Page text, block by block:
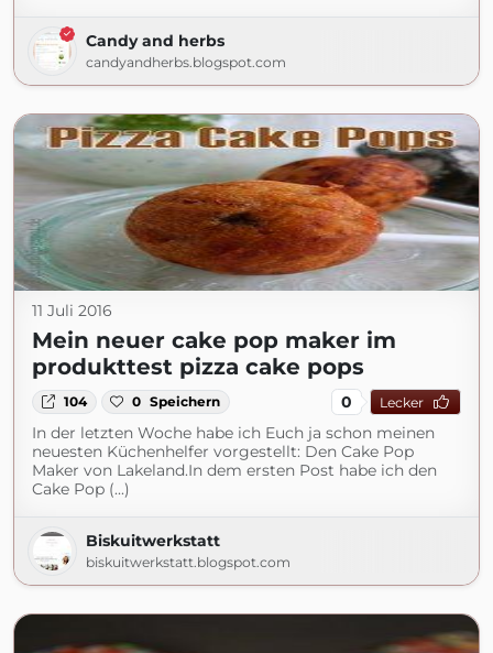
Candy and herbs
candyandherbs.blogspot.com
11 Juli 2016
Mein neuer cake pop maker im
produkttest pizza cake pops
104 0 Speichern 0 Lecker
In der letzten Woche habe ich Euch ja schon meinen
neuesten Küchenhelfer vorgestellt: Den Cake Pop
Maker von Lakeland.In dem ersten Post habe ich den
Cake Pop (...)
Biskuitwerkstatt
biskuitwerkstatt.blogspot.com